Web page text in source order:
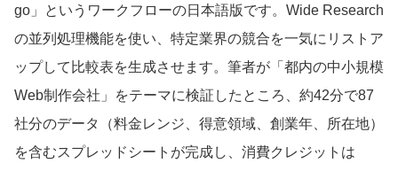
go」というワークフローの日本語版です。Wide Research
の並列処理機能を使い、特定業界の競合を一気にリストア
ップして比較表を生成させます。筆者が「都内の中小規模
Web制作会社」をテーマに検証したところ、約42分で87
社分のデータ（料金レンジ、得意領域、創業年、所在地）
を含むスプレッドシートが完成し、消費クレジットは